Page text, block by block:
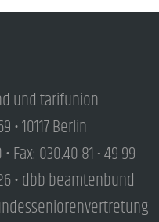
und tarifunion
• 10117 Berlin
Fax: 030.40 81 - 49 99
• dbb beamtenbund